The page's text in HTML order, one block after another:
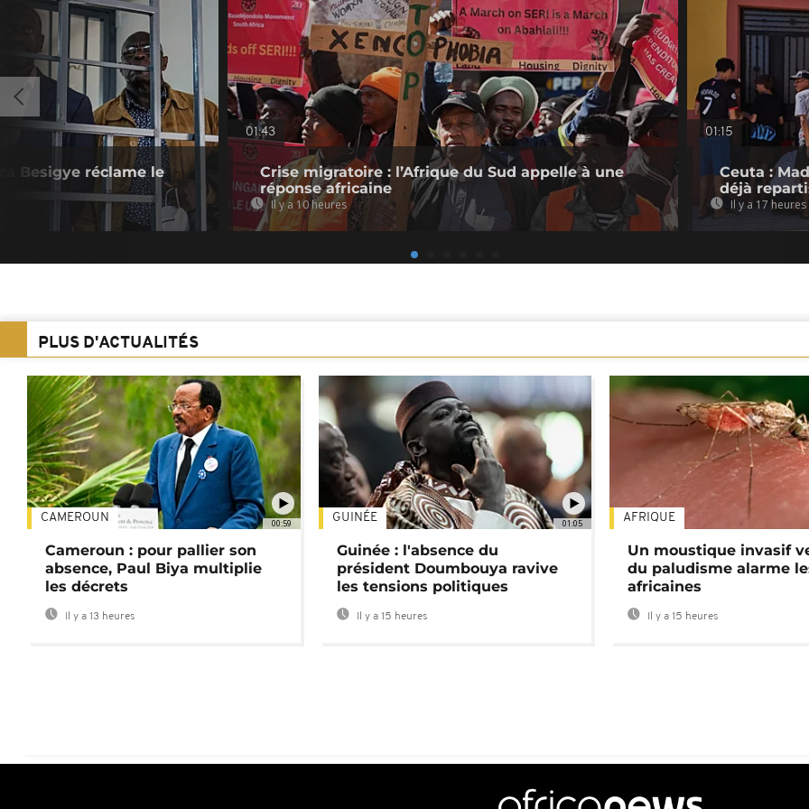
Besigye réclame le
01:43
Crise migratoire : l’Afrique du Sud appelle à une
réponse africaine
Il y a 10 heures
01:15
Ceuta :
déjà
Il y a 17 heures
PLUS D'ACTUALITÉS
00:59
CAMEROUN
Cameroun : pour pallier son
absence, Paul Biya multiplie
les décrets
Il y a 13 heures
01:05
GUINÉE
Guinée : l'absence du
président Doumbouya ravive
les tensions politiques
Il y a 15 heures
AFRIQUE
Un moustique invasif
du paludisme alarme
africaines
Il y a 15 heures